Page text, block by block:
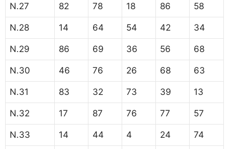
N.27 82 78 18 86 58
N.28 14 64 54 42 34
N.29 86 69 36 56 68
N.30 46 76 26 68 63
N.31 83 32 73 39 13
N.32 17 87 76 77 57
N.33 14 44 4 24 74